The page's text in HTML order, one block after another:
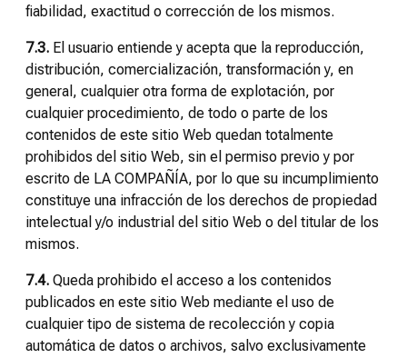
fiabilidad, exactitud o corrección de los mismos.
7.3. El usuario entiende y acepta que la reproducción,
distribución, comercialización, transformación y, en
general, cualquier otra forma de explotación, por
cualquier procedimiento, de todo o parte de los
contenidos de este sitio Web quedan totalmente
prohibidos del sitio Web, sin el permiso previo y por
escrito de LA COMPAÑÍA, por lo que su incumplimiento
constituye una infracción de los derechos de propiedad
intelectual y/o industrial del sitio Web o del titular de los
mismos.
7.4. Queda prohibido el acceso a los contenidos
publicados en este sitio Web mediante el uso de
cualquier tipo de sistema de recolección y copia
automática de datos o archivos, salvo exclusivamente